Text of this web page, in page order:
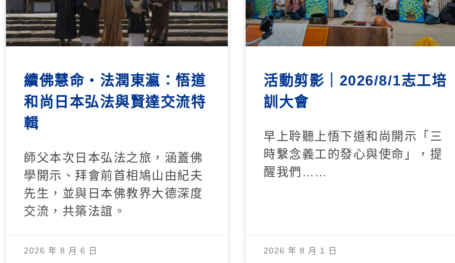
續佛慧命‧法潤東瀛：悟道
和尚日本弘法與賢達交流特
輯
師父本次日本弘法之旅，涵蓋佛
學開示、拜會前首相鳩山由紀夫
先生，並與日本佛教界大德深度
交流，共築法誼。
2026 年 8 月 6 日
活動剪影｜2026/8/1志工培
訓大會
早上聆聽上悟下道和尚開示「三
時繫念義工的發心與使命」，提
醒我們……
2026 年 8 月 1 日